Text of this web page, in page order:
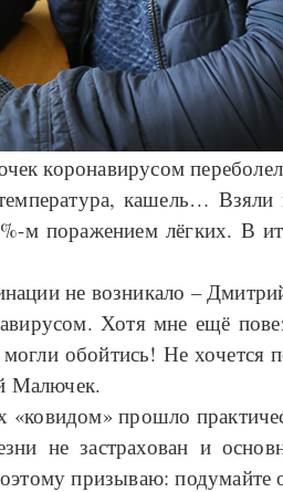
коронавирусом
кашель…
м поражением лёгких. В
не возникало –
Хотя мне ещё
обойтись! Не хочется
Малючек.
«ковидом» прошло
не застрахован и
призываю: подумайте